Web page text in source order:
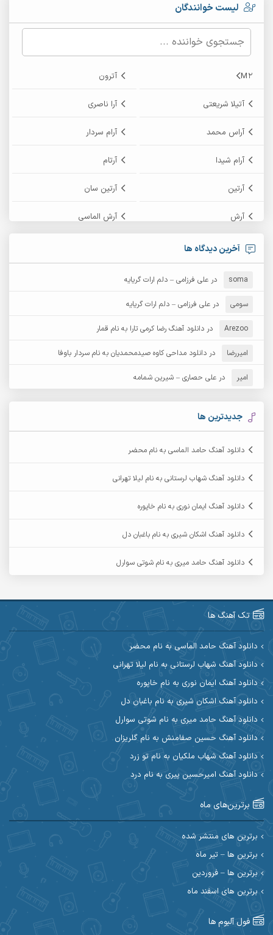
لیست خوانندگان
M2 آترون
آتیلا شریعتی آرا ناصری
آراس محمد آرام سردار
آرام شیدا آرتام
آرتین آرتین سان
آرش آرش الماسی
آرش امامی
آرش عثمان
آرش مبهم آرش مستشیری
آرش مهرابی آرش نظری
آرشام
آرکاداش
آرین صیادی
آرین مریدی
آوات بوکانی آوات یگانه
آیت احمدنژاد
ابراهیم شمس ابوالحسن جاویدان
ابی حسینی
احسان آیینفر
احسان امیدوار
احسان حیدری احسان دریادل
احسان رمضانی احسان علیانی
احسان کریمی احسان کمری
احسان مرادیان احمد اسلامی
آخرین دیدگاه ها
soma در علی فرزامی – دلم ارات گریایه
سومی در علی فرزامی – دلم ارات گریایه
Arezoo در دانلود آهنگ رضا کرمی تارا به نام قمار
امیررضا در دانلود مداحی کاوه صیدمحمدیان به نام سردار باوفا
امیر در علی حصاری – شیرین شمامه
جدیدترین ها
دانلود آهنگ حامد الماسی به نام محضر
دانلود آهنگ شهاب لرستانی به نام لیلا تهرانی
دانلود آهنگ ایمان نوری به نام خاپوره
دانلود آهنگ اشکان شیری به نام باغبان دل
دانلود آهنگ حامد میری به نام شوتی سوارل
تک آهنگ ها
دانلود آهنگ حامد الماسی به نام محضر
دانلود آهنگ شهاب لرستانی به نام لیلا تهرانی
دانلود آهنگ ایمان نوری به نام خاپوره
دانلود آهنگ اشکان شیری به نام باغبان دل
دانلود آهنگ حامد میری به نام شوتی سوارل
دانلود آهنگ حسین صفامنش به نام گلریزان
دانلود آهنگ شهاب ملکیان به نام تو زرد
دانلود آهنگ امیرحسین پیری به نام درد
برترین‌های ماه
برترین های منتشر شده
برترین ها – تیر ماه
برترین ها – فروردین
برترین های اسفند ماه
فول آلبوم ها